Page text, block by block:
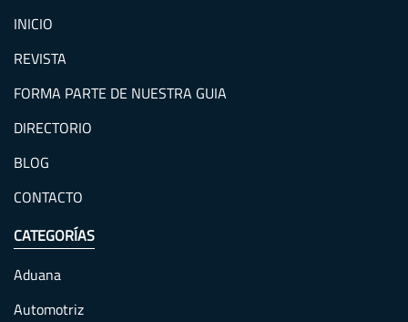
INICIO
REVISTA
FORMA PARTE DE NUESTRA GUIA
DIRECTORIO
BLOG
CONTACTO
CATEGORÍAS
Aduana
Automotriz